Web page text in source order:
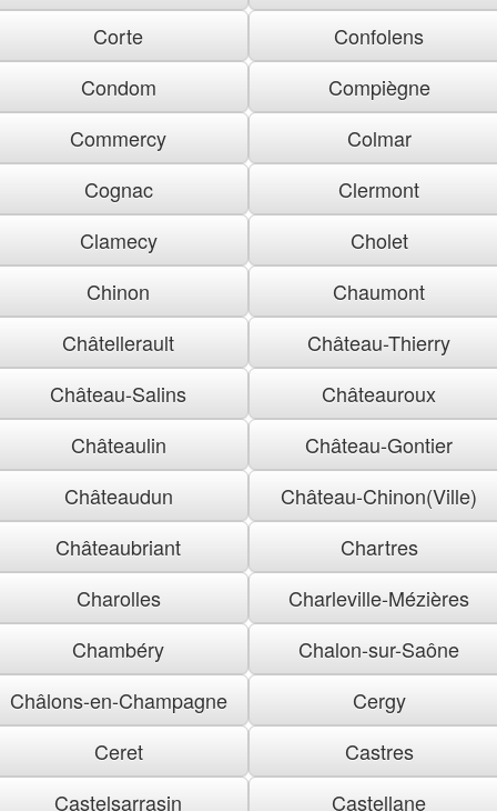
Corte
Confolens
Condom
Compiègne
Commercy
Colmar
Cognac
Clermont
Clamecy
Cholet
Chinon
Chaumont
Châtellerault
Château-Thierry
Château-Salins
Châteauroux
Châteaulin
Château-Gontier
Châteaudun
Château-Chinon(Ville)
Châteaubriant
Chartres
Charolles
Charleville-Mézières
Chambéry
Chalon-sur-Saône
Châlons-en-Champagne
Cergy
Ceret
Castres
Castelsarrasin
Castellane